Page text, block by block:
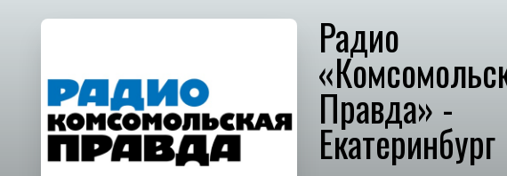
Радио
Правда» -
Екатеринбург